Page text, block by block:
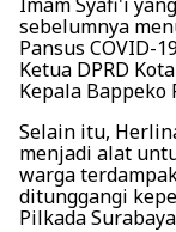
sebelumnya
Pansus COVID-
Ketua DPRD
Kepala Bappeko
Selain itu,
menjadi alat
warga
ditunggangi
Pilkada